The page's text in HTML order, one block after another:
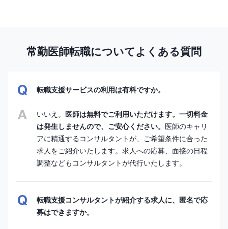
常勤医師転職についてよくある質問
転職支援サービスの利用は有料ですか。
いいえ。 医師は無料でご利用いただけます。一切料金
は発生しませんので、ご安心ください。 医師のキャリ
アに精通するコンサルタントが、ご希望条件に合った
求人をご紹介いたします。求人への応募、面接の日程
調整などもコンサルタントが代行いたします。
転職支援コンサルタントが紹介する求人に、匿名で応
募はできますか。